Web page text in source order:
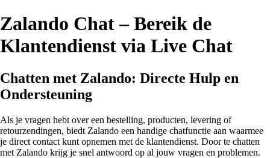
Zalando Chat – Bereik de
Klantendienst via Live Chat
Chatten met Zalando: Directe Hulp en
Ondersteuning
Als je vragen hebt over een bestelling, producten, levering of
retourzendingen, biedt Zalando een handige chatfunctie aan waarmee
je direct contact kunt opnemen met de klantendienst. Door te chatten
met Zalando krijg je snel antwoord op al jouw vragen en problemen.